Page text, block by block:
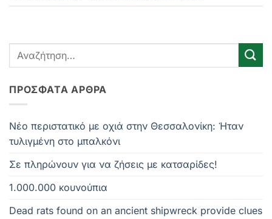
ΠΡΌΣΦΑΤΑ ΆΡΘΡΑ
Νέο περιστατικό με οχιά στην Θεσσαλονίκη: Ήταν
τυλιγμένη στο μπαλκόνι
Σε πληρώνουν για να ζήσεις με κατσαρίδες!
1.000.000 κουνούπια
Dead rats found on an ancient shipwreck provide clues